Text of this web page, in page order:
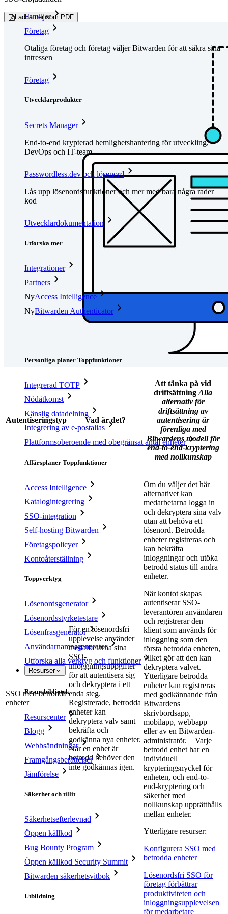
Familjer
Företag
Otaliga företag och företag väljer Bitwarden för att säkra sina
intressen
Företag
Utvecklarprodukter
Secrets Manager
End-to-end krypterad hemlighetshantering för utveckling,
DevOps och IT-team.
Passwordless.dev och lösenord
Lås upp lösenordsfunktioner och mer med bara några rader
kod
Utvecklardokumentation
Utforska mer
Integrationer
Partners
NyAccess Intelligence
NyBitwarden Authenticator
Personliga planer Toppfunktioner
Integrerad TOTP
Nödåtkomst
Känslig datadelning
Integrering av e-postalias
Plattformsoberoende med obegränsat antal enheter
Affärsplaner Toppfunktioner
Access Intelligence
Katalogintegrering
SSO-integration
Self-hosting Bitwarden
Företagspolicyer
Kontoåterställning
Toppverktyg
Lösenordsgenerator
Lösenordsstyrketestare
Lösenfrasgenerator
Användarnamnsgenerator
Utforska alla verktyg och funktioner
Resurser
Resursbibliotek
Resurscenter
Blogg
Webbsändningar
Framgångsberättelser
Jämförelse
Säkerhet och tillit
Säkerhetsefterlevnad
Öppen källkod
Bug Bounty Program
Öppen källkod Security Summit
Bitwarden säkerhetsvitbok
Utbildning
Ladda ner som PDF
Autentiseringstyp Vad är det?
Att tänka på vid
driftsättning Alla
alternativ för
driftsättning av
autentisering är
förenliga med
Bitwardens modell för
end-to-end-kryptering
med nollkunskap
SSO med betrodda
enheter
För en lösenordsfri
upplevelse använder
medarbetarna sina
SSO-
inloggningsuppgifter
för att autentisera sig
och dekryptera i ett
enda steg.
Registrerade, betrodda
enheter kan
dekryptera valv samt
bekräfta och
godkänna nya enheter.
När en enhet är
betrodd behöver den
inte godkännas igen.
Om du väljer det här
alternativet kan
medarbetarna logga in
och dekryptera sina valv
utan att behöva ett
lösenord. Betrodda
enheter registreras och
kan bekräfta
inloggningar och utöka
betrodd status till andra
enheter.
När kontot skapas
autentiserar SSO-
leverantören användaren
och registrerar den
klient som används för
inloggning som den
första betrodda enheten,
vilket gör att den kan
dekryptera valvet.
Ytterligare betrodda
enheter kan registreras
med godkännande från
Bitwardens
skrivbordsapp,
mobilapp, webbapp
eller av en Bitwarden-
administratör.
Varje
betrodd enhet har en
individuell
krypteringsnyckel för
enheten, och end-to-
end-kryptering och
säkerhet med
nollkunskap upprätthålls
mellan enheter.
Ytterligare resurser:
Konfigurera SSO med
betrodda enheter
Lösenordsfri SSO för
företag förbättrar
produktiviteten och
inloggningsupplevelsen
för medarbetare